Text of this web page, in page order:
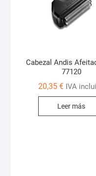
Cabezal Andis
77120
20,35 € IVA
Leer más